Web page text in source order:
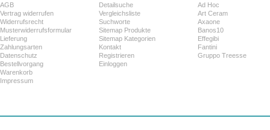
AGB
Vertrag widerrufen
Widerrufsrecht
Musterwiderrufsformular
Lieferung
Zahlungsarten
Datenschutz
Bestellvorgang
Warenkorb
Impressum
Detailsuche
Vergleichsliste
Suchworte
Sitemap Produkte
Sitemap Kategorien
Kontakt
Registrieren
Einloggen
Ad Hoc
Art Ceram
Axaone
Banos10
Effegibi
Fantini
Gruppo Treesse